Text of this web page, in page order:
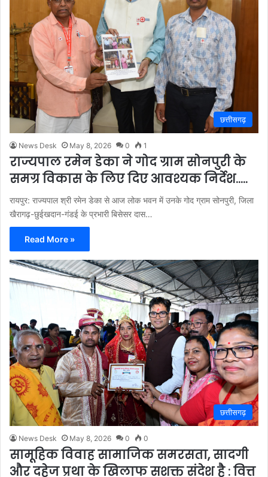
छत्तीसगढ़
News Desk May 8, 2026 0 1
राज्यपाल रमेन डेका ने गोद ग्राम सोनपुरी के
समग्र विकास के लिए दिए आवश्यक निर्देश…..
रायपुर: राज्यपाल श्री रमेन डेका से आज लोक भवन में उनके गोद ग्राम सोनपुरी, जिला
खैरागढ़-छुईखदान-गंडई के प्रभारी बिसेसर दास…
Read More »
छत्तीसगढ़
News Desk May 8, 2026 0 0
सामूहिक विवाह सामाजिक समरसता, सादगी
और दहेज प्रथा के खिलाफ सशक्त संदेश है : वित्त